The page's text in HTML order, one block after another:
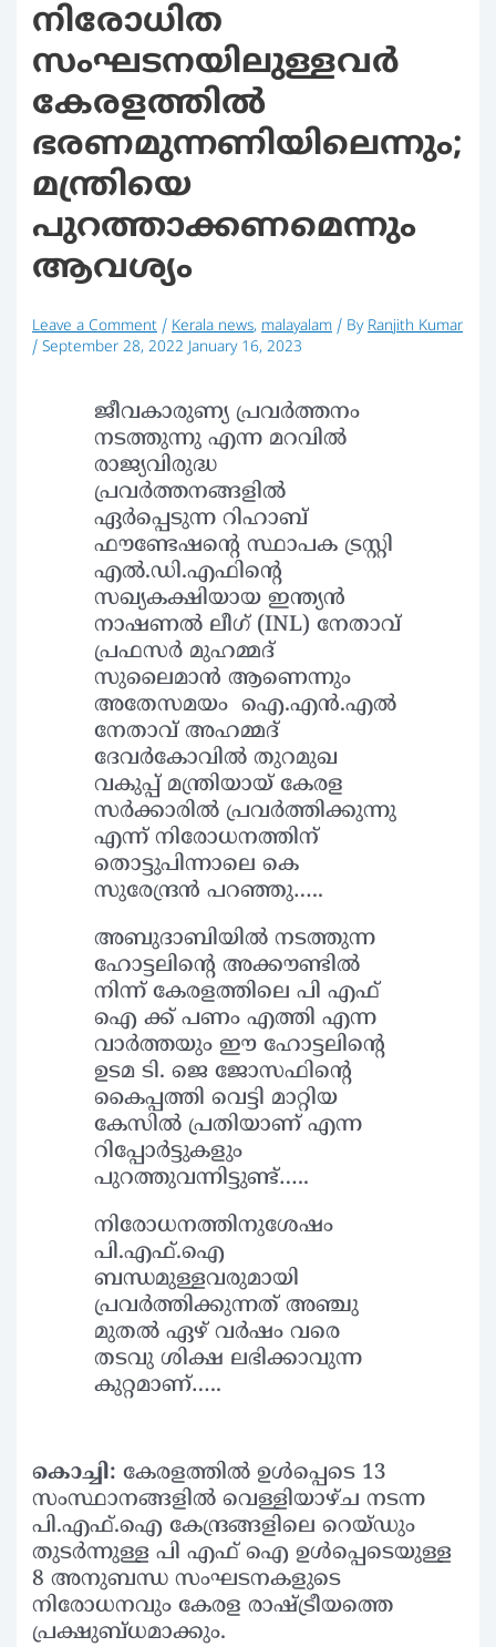
നിരോധിത
സംഘടനയിലുള്ളവർ
കേരളത്തിൽ
ഭരണമുന്നണിയിലെന്നും;
മന്ത്രിയെ
പുറത്താക്കണമെന്നും
ആവശ്യം
Leave a Comment /Kerala news,malayalam / ByRanjith Kumar
/September 28, 2022 January 16, 2023
ജീവകാരുണ്യ പ്രവർത്തനം
നടത്തുന്നു എന്ന മറവിൽ
രാജ്യവിരുദ്ധ
പ്രവർത്തനങ്ങളിൽ
ഏർപ്പെടുന്ന റിഹാബ്
ഫൗണ്ടേഷന്റെ സ്ഥാപക ട്രസ്റ്റി
എൽ.ഡി.എഫിന്റെ
സഖ്യകക്ഷിയായ ഇന്ത്യൻ
നാഷണൽ ലീഗ് (INL) നേതാവ്
പ്രഫസർ മുഹമ്മദ്
സുലൈമാൻ ആണെന്നും
അതേസമയം ഐ.എൻ.എൽ
നേതാവ് അഹമ്മദ്
ദേവർകോവിൽ തുറമുഖ
വകുപ്പ് മന്ത്രിയായ് കേരള
സർക്കാരിൽ പ്രവർത്തിക്കുന്നു
എന്ന് നിരോധനത്തിന്
തൊട്ടുപിന്നാലെ കെ
സുരേന്ദ്രൻ പറഞ്ഞു…..
അബുദാബിയിൽ നടത്തുന്ന
ഹോട്ടലിന്റെ അക്കൗണ്ടിൽ
നിന്ന് കേരളത്തിലെ പി എഫ്
ഐ ക്ക് പണം എത്തി എന്ന
വാർത്തയും ഈ ഹോട്ടലിന്റെ
ഉടമ ടി. ജെ ജോസഫിന്റെ
കൈപ്പത്തി വെട്ടി മാറ്റിയ
കേസിൽ പ്രതിയാണ് എന്ന
റിപ്പോർട്ടുകളും
പുറത്തുവന്നിട്ടുണ്ട്…..
നിരോധനത്തിനുശേഷം
പി.എഫ്.ഐ
ബന്ധമുള്ളവരുമായി
പ്രവർത്തിക്കുന്നത് അഞ്ചു
മുതൽ ഏഴ് വർഷം വരെ
തടവു ശിക്ഷ ലഭിക്കാവുന്ന
കുറ്റമാണ്…..
കൊച്ചി: കേരളത്തിൽ ഉൾപ്പെടെ 13
സംസ്ഥാനങ്ങളിൽ വെള്ളിയാഴ്ച നടന്ന
പി.എഫ്.ഐ കേന്ദ്രങ്ങളിലെ റെയ്ഡും
തുടർന്നുള്ള പി എഫ് ഐ ഉൾപ്പെടെയുള്ള
8 അനുബന്ധ സംഘടനകളുടെ
നിരോധനവും കേരള രാഷ്ട്രീയത്തെ
പ്രക്ഷുബ്ധമാക്കും.